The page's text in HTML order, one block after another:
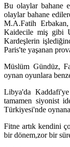
Bu olaylar bahane
olaylar bahane
M.A.Fatih
Kaidecile miş gibi
Kardeşlerin
Paris'te yaşanan
Müslüm Gündüz,
oynan oyunlara
Libya'da
tamamen siyonist
Türkiyesi'nde
Fitne artık kendini
bir dönem,zor bir